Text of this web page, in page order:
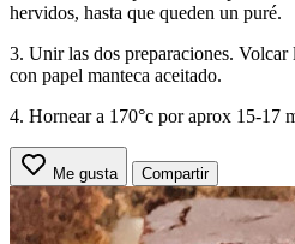
hervidos, hasta que queden un puré.
3. Unir las dos preparaciones.
con papel manteca aceitado.
4. Hornear a 170°c por aprox 15-17
Me gusta Compartir